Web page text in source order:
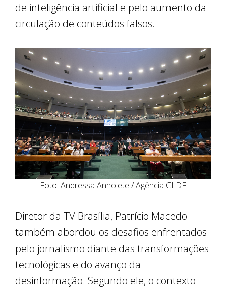
de inteligência artificial e pelo aumento da
circulação de conteúdos falsos.
Foto: Andressa Anholete / Agência CLDF
Diretor da TV Brasília, Patrício Macedo
também abordou os desafios enfrentados
pelo jornalismo diante das transformações
tecnológicas e do avanço da
desinformação. Segundo ele, o contexto